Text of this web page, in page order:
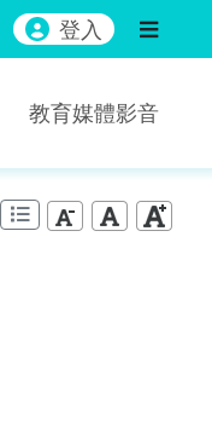
登入
教育媒體影音